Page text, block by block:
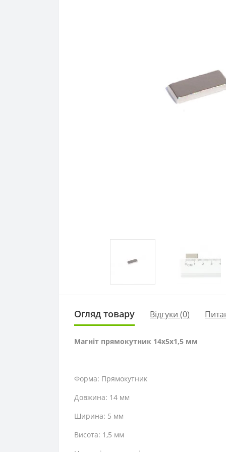
Огляд товару Відгуки (0)
Магніт прямокутник 14х5х1,5 мм
Форма: Прямокутник
Довжина: 14 мм
Ширина: 5 мм
Висота: 1,5 мм